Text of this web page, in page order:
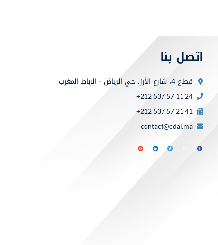
اتصل بنا
قطاع 4، شارع الأرز، حي الرياض - الرباط المغرب
+212 537 57 11 24
+212 537 57 21 41
contact@cdai.ma